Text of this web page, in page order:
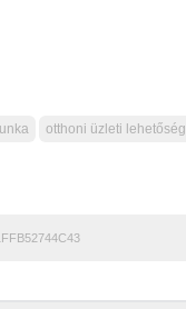
otthoni üzleti lehetőség